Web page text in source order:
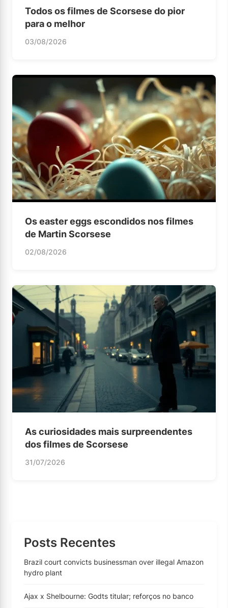
Todos os filmes de Scorsese do pior
para o melhor
03/08/2026
Os easter eggs escondidos nos filmes
de Martin Scorsese
02/08/2026
As curiosidades mais surpreendentes
dos filmes de Scorsese
31/07/2026
Posts Recentes
Brazil court convicts businessman over illegal Amazon
hydro plant
Ajax x Shelbourne: Godts titular; reforços no banco